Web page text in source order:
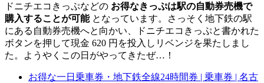
ドニチエコきっぷなどの お得なきっぷは駅の自動券売機で
購入することが可能となっています。さっそく地下鉄の駅
にある自動券売機へと向かい、ドニチエコきっぷと書かれた
ボタンを押して現金 620 円を投入しリベンジを果たしまし
た。ようやくこの日がやってきたぜ…！
お得な一日乗車券・地下鉄全線24時間券 | 乗車券 | 名古